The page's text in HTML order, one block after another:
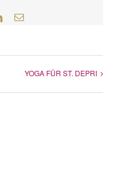
LinkedIn
E-
YOGA FÜR ST. DEPRI